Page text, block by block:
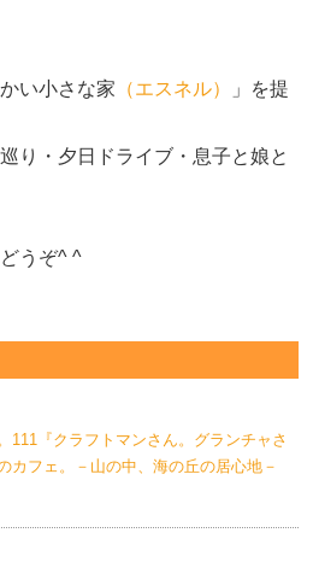
い小さな家 （エスネル）
」を提
り・夕日ドライブ・息子と娘と
うぞ^ ^
111『クラフトマンさん。グランチャさ
カフェ。－山の中、海の丘の居心地－